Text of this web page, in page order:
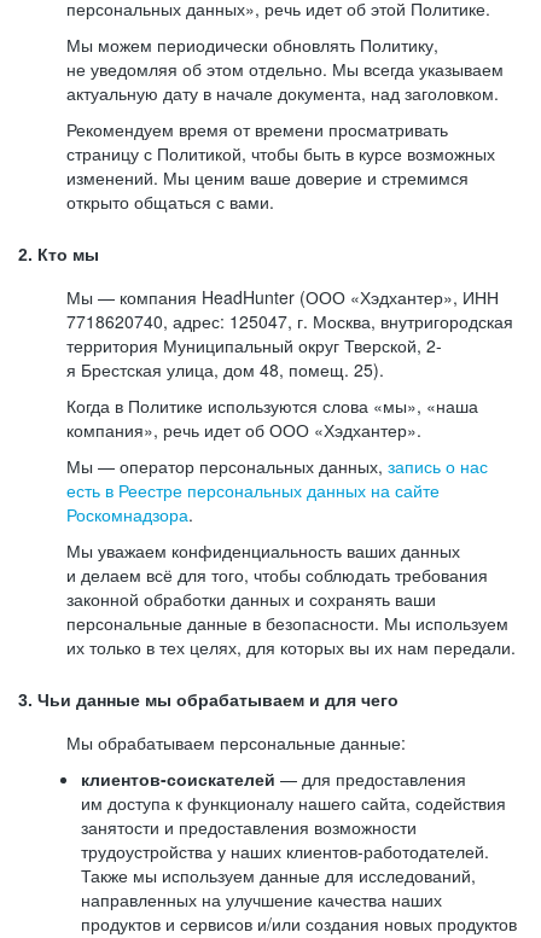
персональных данных», речь идет об этой Политике.
Мы можем периодически обновлять Политику,
не уведомляя об этом отдельно. Мы всегда указываем
актуальную дату в начале документа, над заголовком.
Рекомендуем время от времени просматривать
страницу с Политикой, чтобы быть в курсе возможных
изменений. Мы ценим ваше доверие и стремимся
открыто общаться с вами.
2. Кто мы
Мы — компания HeadHunter (ООО «Хэдхантер», ИНН
7718620740, адрес: 125047, г. Москва, внутригородская
территория Муниципальный округ Тверской, 2-
я Брестская улица, дом 48, помещ. 25).
Когда в Политике используются слова «мы», «наша
компания», речь идет об ООО «Хэдхантер».
Мы — оператор персональных данных, запись о нас
есть в Реестре персональных данных на сайте
Роскомнадзора.
Мы уважаем конфиденциальность ваших данных
и делаем всё для того, чтобы соблюдать требования
законной обработки данных и сохранять ваши
персональные данные в безопасности. Мы используем
их только в тех целях, для которых вы их нам передали.
3. Чьи данные мы обрабатываем и для чего
Мы обрабатываем персональные данные:
клиентов-соискателей — для предоставления
им доступа к функционалу нашего сайта, содействия
занятости и предоставления возможности
трудоустройства у наших клиентов-работодателей.
Также мы используем данные для исследований,
направленных на улучшение качества наших
продуктов и сервисов и/или создания новых продуктов